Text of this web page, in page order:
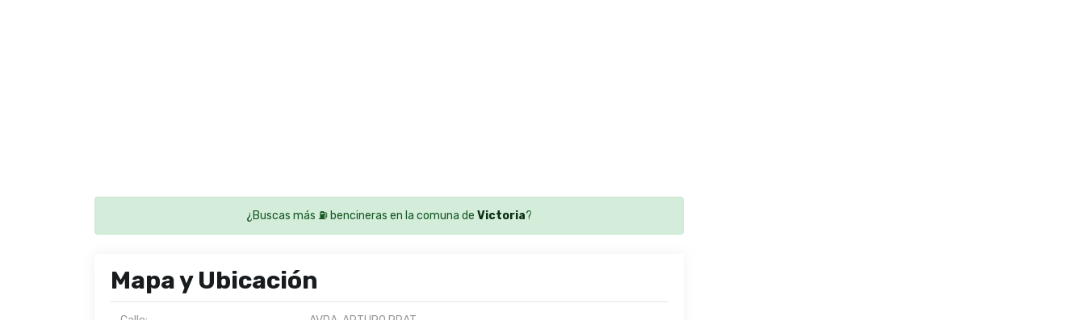
¿Buscas más ⛽ bencineras en la comuna de Victoria?
Mapa y Ubicación